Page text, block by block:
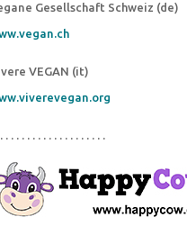
Gesellschaft Schweiz (de)
VEGAN (it)
. . . . . . . . . . . . . . . . . . .